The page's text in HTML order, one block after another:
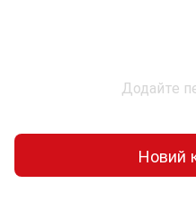
Додайте
Новий